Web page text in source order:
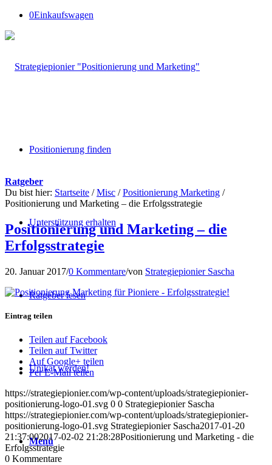
0Einkaufswagen
Positionierung finden
Unterstützung erhalten
Ratgeber lesen
Unikat werden!
Menü
Ratgeber
Du bist hier: Startseite / Misc / Positionierung Marketing /
Positionierung und Marketing – die Erfolgsstrategie
Positionierung und Marketing – die
Erfolgsstrategie
20. Januar 2017/0 Kommentare/von Strategiepionier Sascha
Eintrag teilen
Teilen auf Facebook
Teilen auf Twitter
Auf Google+ teilen
Per E-Mail teilen
https://strategiepionier.com/wp-content/uploads/strategiepionier-
positionierung-logo-01.svg 0 0 Strategiepionier Sascha
https://strategiepionier.com/wp-content/uploads/strategiepionier-
positionierung-logo-01.svg Strategiepionier Sascha2017-01-20
21:37:002017-02-02 21:28:28Positionierung und Marketing - die
Erfolgsstrategie
0 Kommentare